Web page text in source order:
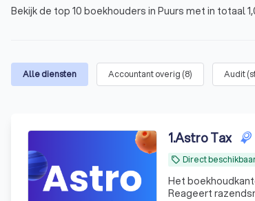
Bekijk de top 10 boekhouders in Puurs met in totaal
Alle diensten Accountant overig (8) Audit
1.Astro Tax
local_offer Direct
Het boekhoudkantoor dat wél mee
Reageert